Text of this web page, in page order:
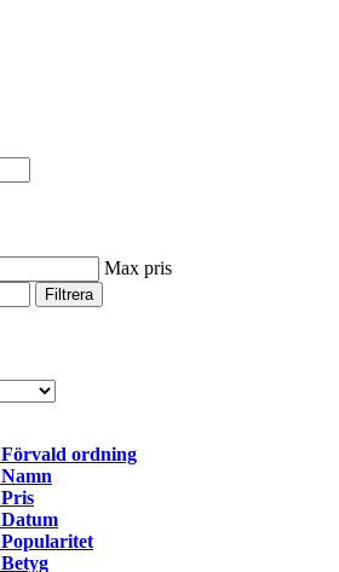
Max pris
Filtrera
Förvald ordning
Namn
Pris
Datum
Popularitet
Betyg